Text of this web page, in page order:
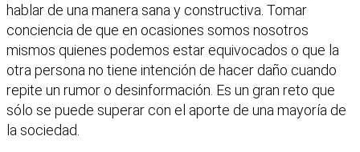
hablar de una manera sana y constructiva. Tomar
conciencia de que en ocasiones somos nosotros
mismos quienes podemos estar equivocados o que la
otra persona no tiene intención de hacer daño cuando
repite un rumor o desinformación. Es un gran reto que
sólo se puede superar con el aporte de una mayoría de
la sociedad.